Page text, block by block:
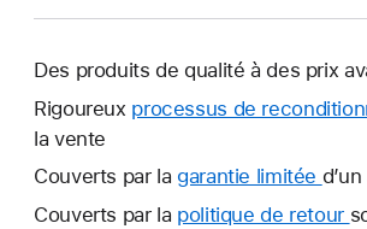
Des produits de qualité à des prix
Rigoureux processus de
la vente
Couverts par la garantie limitée Une
Couverts par la politique de retour